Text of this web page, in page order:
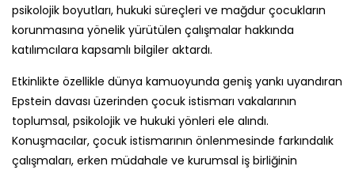
psikolojik boyutları, hukuki süreçleri ve mağdur çocukların
korunmasına yönelik yürütülen çalışmalar hakkında
katılımcılara kapsamlı bilgiler aktardı.
Etkinlikte özellikle dünya kamuoyunda geniş yankı uyandıran
Epstein davası üzerinden çocuk istismarı vakalarının
toplumsal, psikolojik ve hukuki yönleri ele alındı.
Konuşmacılar, çocuk istismarının önlenmesinde farkındalık
çalışmaları, erken müdahale ve kurumsal iş birliğinin